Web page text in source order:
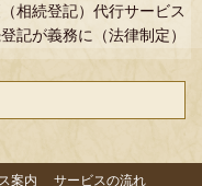
相続登記）代行サービス
記が義務に（法律制定）
案内
サービスの流れ